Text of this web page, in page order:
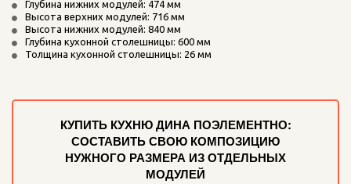
Глубина нижних модулей: 474 мм
Высота верхних модулей: 716 мм
Высота нижних модулей: 840 мм
Глубина кухонной столешницы: 600 мм
Толщина кухонной столешницы: 26 мм
КУПИТЬ КУХНЮ ДИНА ПОЭЛЕМЕНТНО:
СОСТАВИТЬ СВОЮ КОМПОЗИЦИЮ
НУЖНОГО РАЗМЕРА ИЗ ОТДЕЛЬНЫХ
МОДУЛЕЙ